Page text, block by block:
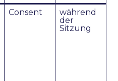
Consent
während
der
Sitzung